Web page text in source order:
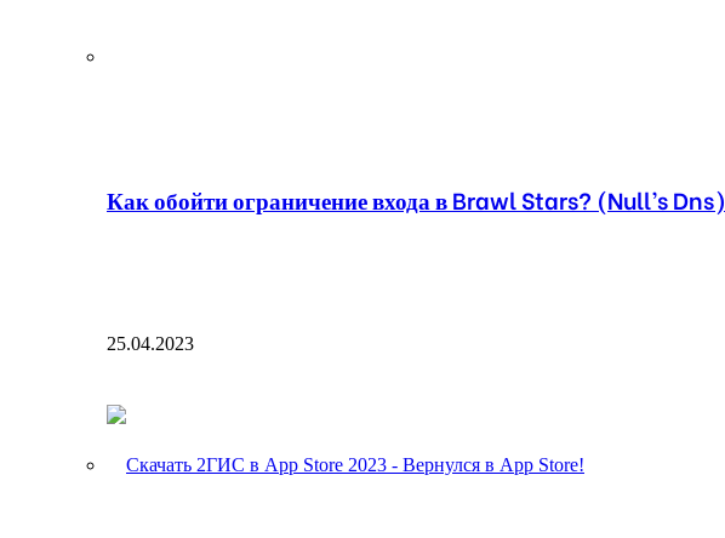
Как обойти ограничение входа в Brawl Stars? (Null’s Dns)
25.04.2023